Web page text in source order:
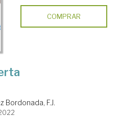
COMPRAR
Bordonada, F.J.